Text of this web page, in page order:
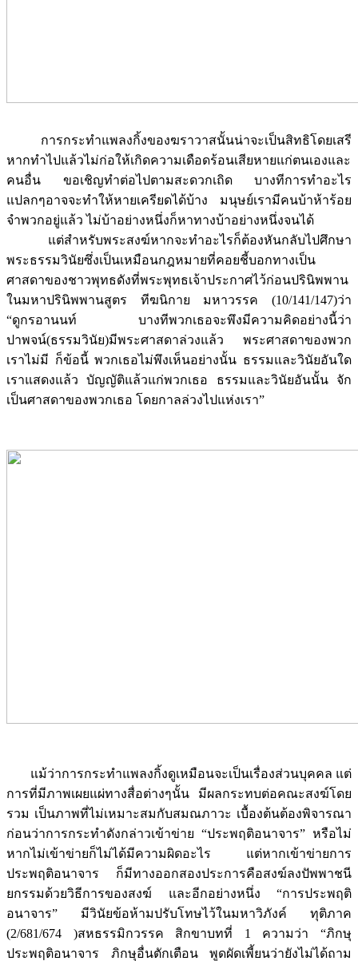
การกระทำแพลงกิ้งของฆราวาสนั้นน่าจะเป็นสิทธิโดยเสรี
หากทำไปแล้วไม่ก่อให้เกิดความเดือดร้อนเสียหายแก่ตนเองและ
คนอื่น ขอเชิญทำต่อไปตามสะดวกเถิด บางทีการทำอะไร
แปลกๆอาจจะทำให้หายเครียดได้บ้าง มนุษย์เรามีคนบ้าห้าร้อย
จำพวกอยู่แล้ว ไม่บ้าอย่างหนึ่งก็หาทางบ้าอย่างหนึ่งจนได้
แต่สำหรับพระสงฆ์หากจะทำอะไรก็ต้องหันกลับไปศึกษา
พระธรรมวินัยซึ่งเป็นเหมือนกฎหมายที่คอยชี้บอกทางเป็น
ศาสดาของชาวพุทธดังที่พระพุทธเจ้าประกาศไว้ก่อนปรินิพพาน
ในมหาปรินิพพานสูตร ทีฆนิกาย มหาวรรค (10/141/147)ว่า
“ดูกรอานนท์ บางทีพวกเธอจะพึงมีความคิดอย่างนี้ว่า
ปาพจน์(ธรรมวินัย)มีพระศาสดาล่วงแล้ว พระศาสดาของพวก
เราไม่มี ก็ข้อนี้ พวกเธอไม่พึงเห็นอย่างนั้น ธรรมและวินัยอันใด
เราแสดงแล้ว บัญญัติแล้วแก่พวกเธอ ธรรมและวินัยอันนั้น จัก
เป็นศาสดาของพวกเธอ โดยกาลล่วงไปแห่งเรา”
แม้ว่าการกระทำแพลงกิ้งดูเหมือนจะเป็นเรื่องส่วนบุคคล แต่
การที่มีภาพเผยแผ่ทางสื่อต่างๆนั้น มีผลกระทบต่อคณะสงฆ์โดย
รวม เป็นภาพที่ไม่เหมาะสมกับสมณภาวะ เบื้องต้นต้องพิจารณา
ก่อนว่าการกระทำดังกล่าวเข้าข่าย “ประพฤติอนาจาร” หรือไม่
หากไม่เข้าข่ายก็ไม่ได้มีความผิดอะไร แต่หากเข้าข่ายการ
ประพฤติอนาจาร ก็มีทางออกสองประการคือสงฆ์ลงปัพพาชนี
ยกรรมด้วยวิธีการของสงฆ์ และอีกอย่างหนึ่ง “การประพฤติ
อนาจาร” มีวินัยข้อห้ามปรับโทษไว้ในมหาวิภังค์ ทุติภาค
(2/681/674 )สหธรรมิกวรรค สิกขาบทที่ 1 ความว่า “ภิกษุ
ประพฤติอนาจาร ภิกษุอื่นตักเตือน พูดผัดเพี้ยนว่ายังไม่ได้ถาม